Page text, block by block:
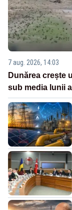
7 aug. 2026, 14:03
Dunărea crește
sub media lunii